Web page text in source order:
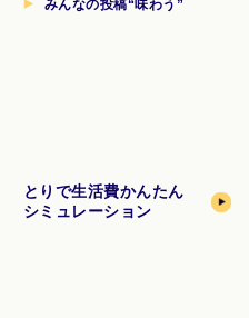
みんなの投稿“味わう”
とりで生活費かんたん
シミュレーション